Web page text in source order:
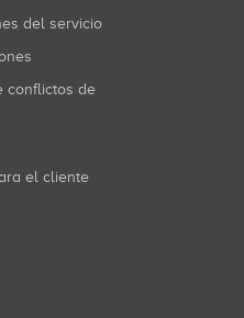
del servicio
el cliente